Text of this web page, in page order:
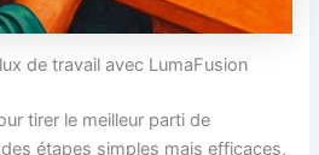
de travail avec LumaFusion
tirer le meilleur parti de
étapes simples mais efficaces,